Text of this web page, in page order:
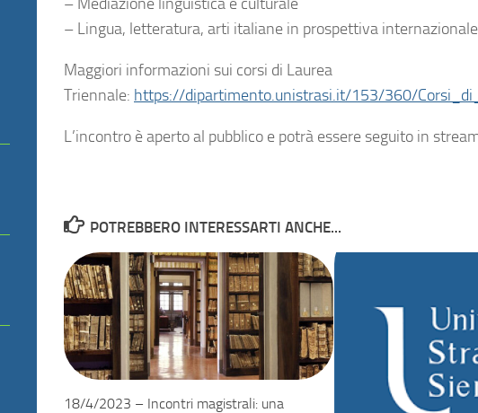
– Mediazione linguistica e culturale
– Lingua, letteratura, arti italiane in prospettiva internazionale
Maggiori informazioni sui corsi di Laurea
Triennale: https://dipartimento.unistrasi.it/153/360/
L’incontro è aperto al pubblico e potrà essere seguito in
POTREBBERO INTERESSARTI ANCHE...
18/4/2023 – Incontri magistrali: una